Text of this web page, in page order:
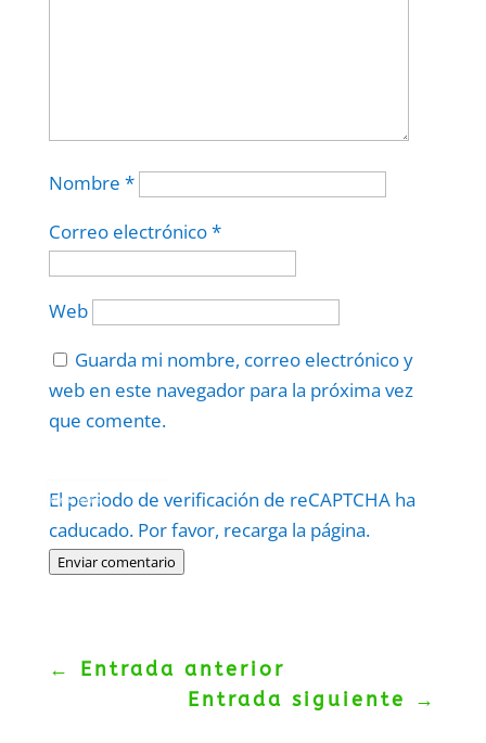
Nombre *
Correo electrónico*
Web
Guarda mi nombre, correo electrónico y
web en este navegador para la próxima vez
que comente.
El periodo de verificación de reCAPTCHA ha
caducado. Por favor, recarga la página.
Enviar comentario
Politica–Términos.
← Entrada anterior
Entrada siguiente
→